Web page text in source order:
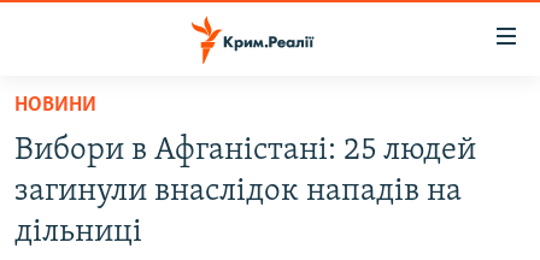
Перейти
основного
матеріалу
Перейти
до
НОВИНИ
ВОДА.КРИМ
ВІДЕО ТА ФОТО
НОВИНИ
Вибори в Афганістані: 25 людей
загинули внаслідок нападів на
дільниці